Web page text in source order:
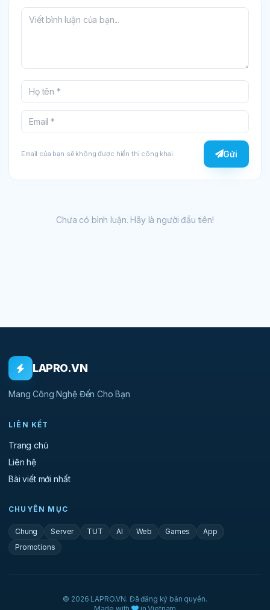
Email của bạn sẽ không được hiển thị công khai. Gửi
Chưa có bình luận. Hãy là người đầu tiên!
LAPRO.VN
Mang Công Nghệ Đến Cho Bạn
LIÊN KẾT
Trang chủ
Liên hệ
Bài viết mới nhất
CHUYÊN MỤC
Chung Server TUT AI Web Games
App
Promotions
© 2026 LAPRO.VN. Đã đăng ký bản quyền.